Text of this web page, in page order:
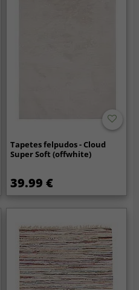
Tapetes felpudos - Cloud
Super Soft (offwhite)
39.99 €